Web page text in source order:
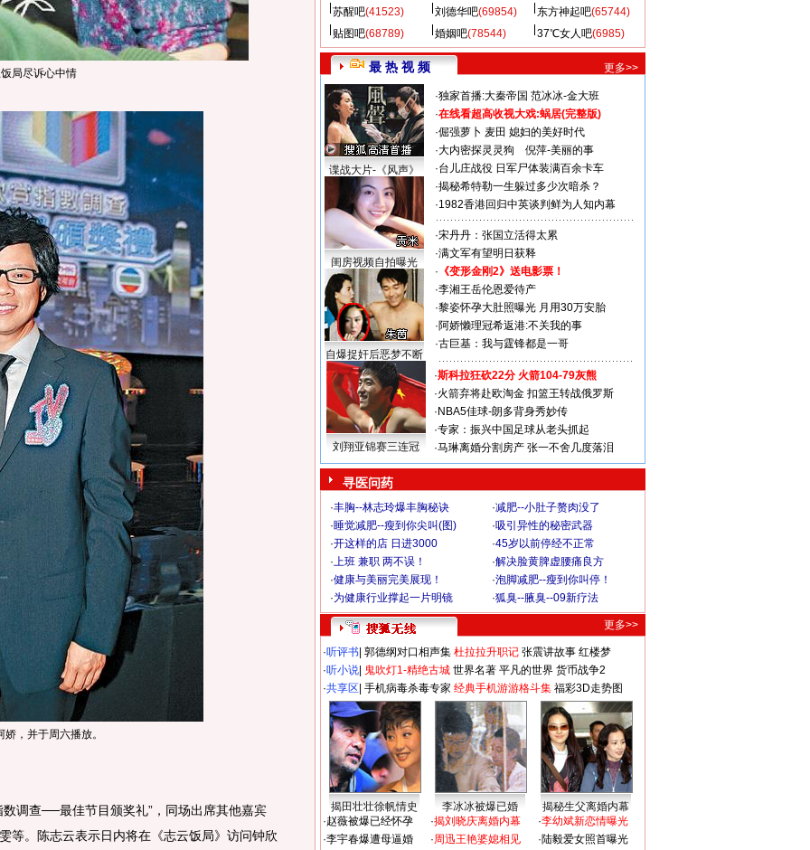
局尽诉心中情
，并于周六播放。
查──最佳节目颁奖礼”，同场出席其他嘉宾
等。陈志云表示日内将在《志云饭局》访问钟欣
苏醒吧(41523) 刘德华吧(69854) 东方神起吧(65744)
贴图吧(68789) 婚姻吧(78544) 37℃女人吧(6985)
最 热 视 频 更多>>
谍战大片-《风声》
闺房视频自拍曝光
自爆捉奸后恶梦不断
·独家首播:大秦帝国 范冰冰-金大班
·在线看超高收视大戏:蜗居(完整版)
·倔强萝卜 麦田 媳妇的美好时代
·大内密探灵灵狗
倪萍-美丽的事
·台儿庄战役 日军尸体装满百余卡车
·揭秘希特勒一生躲过多少次暗杀？
·1982香港回归中英谈判鲜为人知内幕
·宋丹丹：张国立活得太累
·满文军有望明日获释
· 《变形金刚2》送电影票！
·李湘王岳伦恩爱待产
·黎姿怀孕大肚照曝光 月用30万安胎
·阿娇懒理冠希返港:不关我的事
·古巨基：我与霆锋都是一哥
刘翔亚锦赛三连冠
·斯科拉狂砍22分 火箭104-79灰熊
·火箭弃将赴欧淘金 扣篮王转战俄罗斯
· NBA5佳球-朗多背身秀妙传
·专家：振兴中国足球从老头抓起
·马琳离婚分割房产 张一不舍几度落泪
寻医问药
·丰胸--林志玲爆丰胸秘诀 ·减肥--小肚子赘肉没了
·睡觉减肥--瘦到你尖叫(图) ·吸引异性的秘密武器
·开这样的店 日进3000 ·45岁以前停经不正常
·上班 兼职 两不误！ ·解决脸黄脾虚腰痛良方
·健康与美丽完美展现！ ·泡脚减肥--瘦到你叫停！
·为健康行业撑起一片明镜 ·狐臭--腋臭--09新疗法
更多>>
·听评书 郭德纲对口相声集 杜拉拉升职记 张震讲故事 红楼梦
·听小说 鬼吹灯1-精绝古城 世界名著 平凡的世界 货币战争2
·共享区 手机病毒杀毒专家 经典手机游游格斗集 福彩3D走势图
揭田壮壮徐帆情史 李冰冰被爆已婚
揭秘生父离婚内幕
·赵薇被爆已经怀孕
·李宇春爆遭母逼婚
·揭刘晓庆离婚内幕
·周迅王艳婆媳相见
·李幼斌新恋情曝光
·陆毅爱女照首曝光